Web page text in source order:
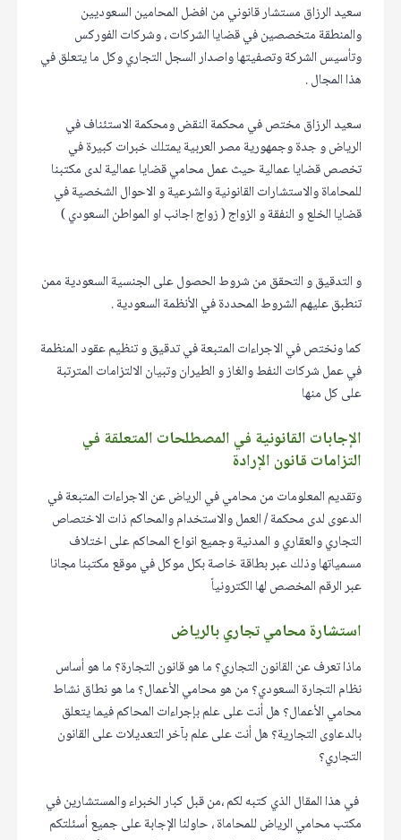
سعيد الرزاق مستشار قانوني من افضل المحامين السعوديين
والمنطقة متخصصين في قضايا الشركات ، وشركات الفوركس
وتأسيس الشركة وتصفيتها واصدار السجل التجاري وكل ما يتعلق في
هذا المجال .
سعيد الرزاق مختص في محكمة النقض ومحكمة الاستئناف في
الرياض و جدة وجمهورية مصر العربية يمتلك خبرات كبيرة في
تخصص قضايا عمالية حيث عمل محامي قضايا عمالية لدى مكتبنا
للمحاماة والاستشارات القانونية والشرعية و الاحوال الشخصية في
قضايا الخلع و النفقة و الزواج ( زواج اجانب او المواطن السعودي )
و التدقيق و التحقق من شروط الحصول على الجنسية السعودية ممن
تنطبق عليهم الشروط المحددة في الأنظمة السعودية .
كما ونختص في الاجراءات المتبعة في تدقيق و تنظيم عقود المنظمة
في عمل شركات النفط والغاز و الطيران وتبيان الالتزامات المترتبة
على كل منها
الإجابات القانونية في المصطلحات المتعلقة في
التزامات قانون الإرادة
وتقديم المعلومات من محامي في الرياض عن الاجراءات المتبعة في
الدعوى لدى محكمة / العمل والاستخدام والمحاكم ذات الاختصاص
التجاري والعقاري و المدنية وجميع انواع المحاكم على اختلاف
مسمياتها وذلك عبر بطاقة خاصة بكل موكل في موقع مكتبنا مجانا
عبر الرقم المخصص لها الكترونياً
استشارة محامي تجاري بالرياض
ماذا تعرف عن القانون التجاري؟ ما هو قانون التجارة؟ ما هو أساس
نظام التجارة السعودي؟ من هو محامي الأعمال؟ ما هو نطاق نشاط
محامي الأعمال؟ هل أنت على علم بإجراءات المحاكم فيما يتعلق
بالدعاوى التجارية؟ هل أنت على علم بآخر التعديلات على القانون
التجاري؟
في هذا المقال الذي كتبه لكم ،من قبل كبار الخبراء والمستشارين في
مكتب محامي الرياض للمحاماة ، حاولنا الإجابة على جميع أسئلتكم